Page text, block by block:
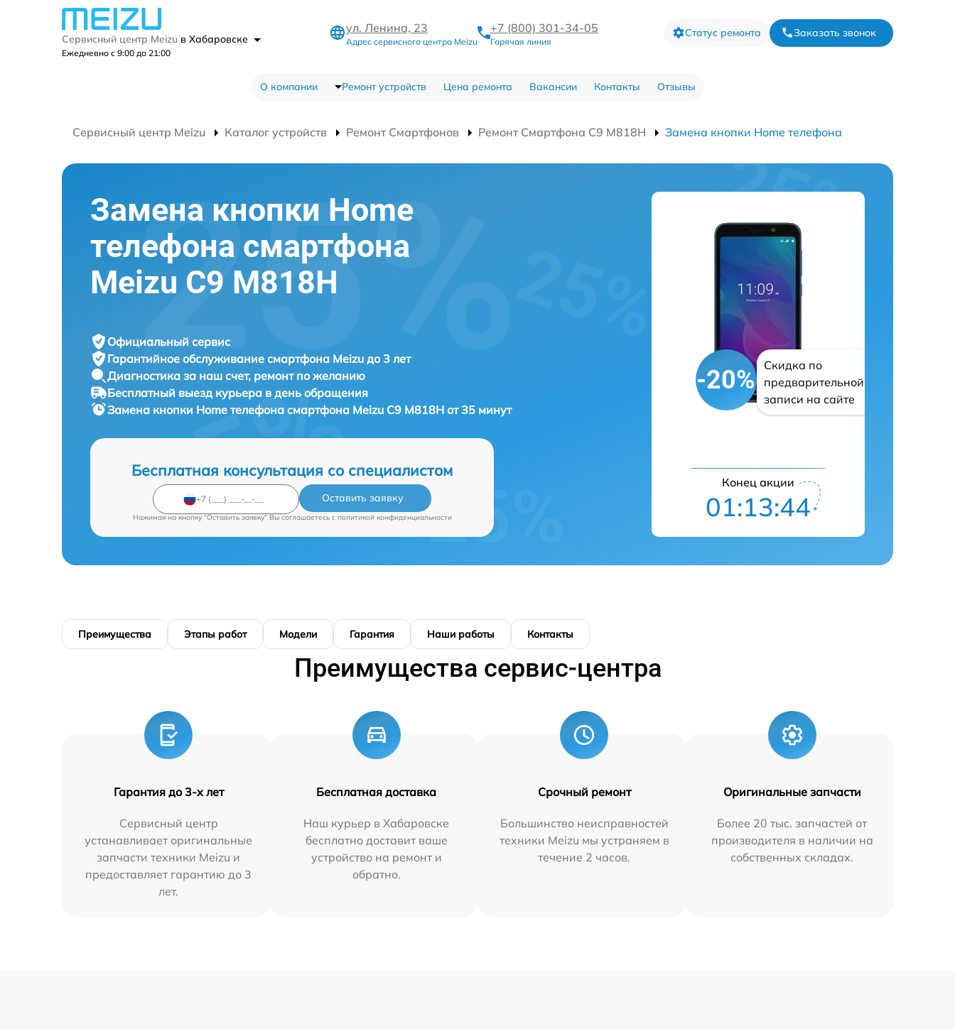
Сервисный центр Meizu в Хабаровске
Ежедневно с 9:00 до 21:00
ул. Ленина, 23
Адрес сервисного центра Meizu
+7 (800) 301-34-05
Горячая линия
Статус ремонта Заказать звонок
О компании Ремонт устройств Цена ремонта Вакансии Контакты Отзывы
Сервисный центр Meizu Каталог устройств Ремонт Смартфонов Ремонт Смартфона C9 M818H Замена кнопки Home телефона
Замена кнопки Home
телефона смартфона
Meizu C9 M818H
Официальный сервис
Гарантийное обслуживание смартфона Meizu до 3 лет
Диагностика за наш счет, ремонт по желанию
Бесплатный выезд курьера в день обращения
Замена кнопки Home телефона смартфона Meizu C9 M818H от 35 минут
Бесплатная консультация со специалистом
Оставить заявку
Нажимая на кнопку "Оставить заявку" Вы соглашаетесь c политикой конфиденциальности
-20%
Скидка по
предварительной
записи на сайте
Конец акции
01:13:43
Преимущества Этапы работ Модели Гарантия Наши работы Контакты
Преимущества сервис-центра
Гарантия до 3-х лет
Сервисный центр
устанавливает оригинальные
запчасти техники Meizu и
предоставляет гарантию до 3
лет.
Бесплатная доставка
Наш курьер в Хабаровске
бесплатно доставит ваше
устройство на ремонт и
обратно.
Срочный ремонт
Большинство неисправностей
техники Meizu мы устраняем в
течение 2 часов.
Оригинальные запчасти
Более 20 тыс. запчастей от
производителя в наличии на
собственных складах.